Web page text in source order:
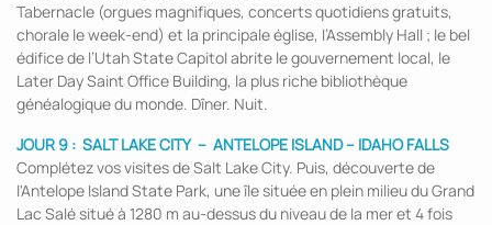
Tabernacle (orgues magnifiques, concerts quotidiens gratuits,
chorale le week-end) et la principale église, l’Assembly Hall ; le bel
édifice de l’Utah State Capitol abrite le gouvernement local, le
Later Day Saint Office Building, la plus riche bibliothèque
généalogique du monde. Dîner. Nuit.
JOUR 9 : SALT LAKE CITY – ANTELOPE ISLAND – IDAHO FALLS
Complétez vos visites de Salt Lake City. Puis, découverte de
l'Antelope Island State Park, une île située en plein milieu du Grand
Lac Salé situé à 1280 m au-dessus du niveau de la mer et 4 fois